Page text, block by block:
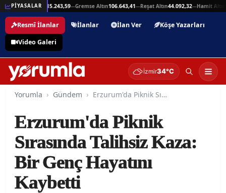
PİYASALAR
—Beşli Altın215.243,59—Gremse Altın106.643,41—Reşat Altın44.092,32—Hamit Altın
Resmî İlanlar İlanlar İlan Ver
Köşe Yazarları
Video Galeri
İzmir34°C
Yorumla Gündem Erzurum'da Piknik Sırasında Talihsiz Kaza: Bir Genç Hayatını Kaybetti
Erzurum'da Piknik
Sırasında Talihsiz Kaza:
Bir Genç Hayatını
Kaybetti